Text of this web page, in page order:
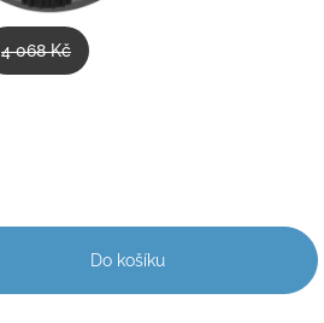
4 068 Kč
Do košíku